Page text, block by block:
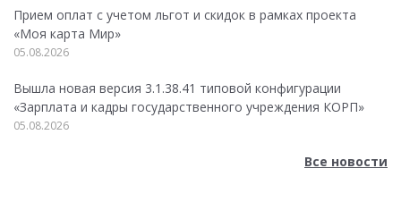
Прием оплат с учетом льгот и скидок в рамках проекта
«Моя карта Мир»
05.08.2026
Вышла новая версия 3.1.38.41 типовой конфигурации
«Зарплата и кадры государственного учреждения КОРП»
05.08.2026
Все новости